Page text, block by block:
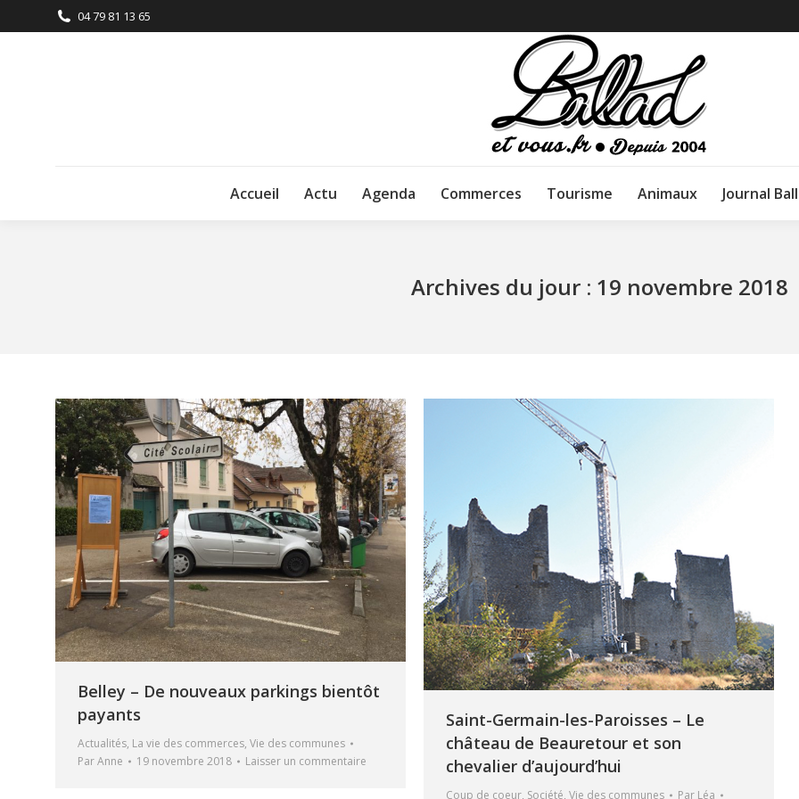
04 79 81 13 65
Accueil Actu Agenda Commerces Tourisme Animaux Journal
Archives du jour : 19 novembre 2018
Belley – De nouveaux parkings bientôt
payants
Actualités, La vie des commerces, Vie des communes
ParAnne 19 novembre 2018 Laisser un commentaire
Saint-Germain-les-Paroisses – Le
château de Beauretour et son
chevalier d’aujourd’hui
Coup de coeur, Société, Vie des communes Par Léa